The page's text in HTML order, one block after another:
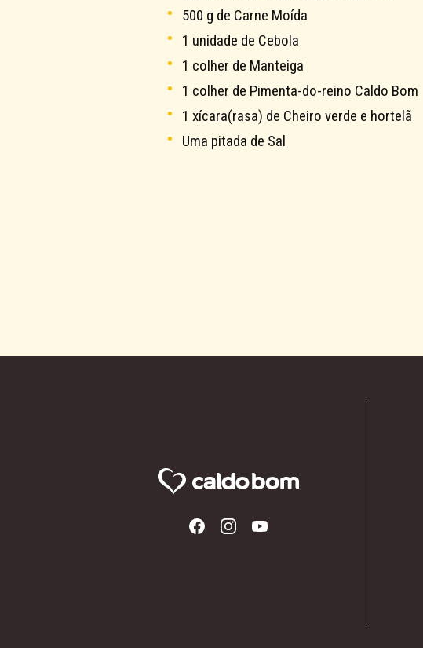
500 g de Carne Moída
1 unidade de Cebola
1 colher de Manteiga
1 colher de Pimenta-do-reino Caldo Bom
1 xícara(rasa) de Cheiro verde e hortelã
Uma pitada de Sal